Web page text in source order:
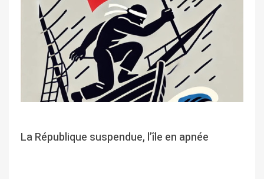
La République suspendue, l’île en apnée